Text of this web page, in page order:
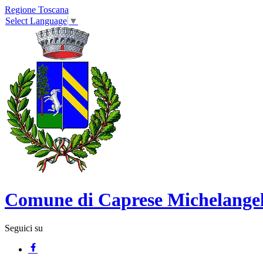
Regione Toscana
Select Language ▼
Comune di Caprese
Seguici su